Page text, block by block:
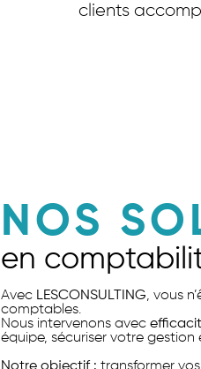
clients
NOS
en
Avec LESCONSULTING, vous
comptables.
Nous intervenons avec
équipe, sécuriser votre